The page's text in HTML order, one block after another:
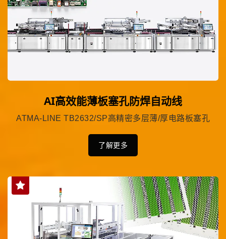
AI高效能薄板塞孔防焊自动线
ATMA-LINE TB2632/SP高精密多层薄/厚电路板塞孔
了解更多